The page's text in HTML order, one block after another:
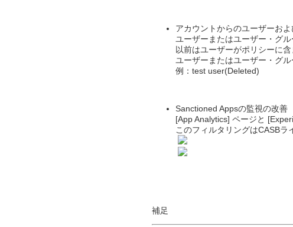
アカウントからのユーザーお
ユーザーまたはユーザー・グ
以前はユーザーがポリシーに
ユーザーまたはユーザー・グ
例：test user(Deleted)
Sanctioned Appsの監視の改善
[App Analytics] ページと
このフィルタリングはCASBラ
補足